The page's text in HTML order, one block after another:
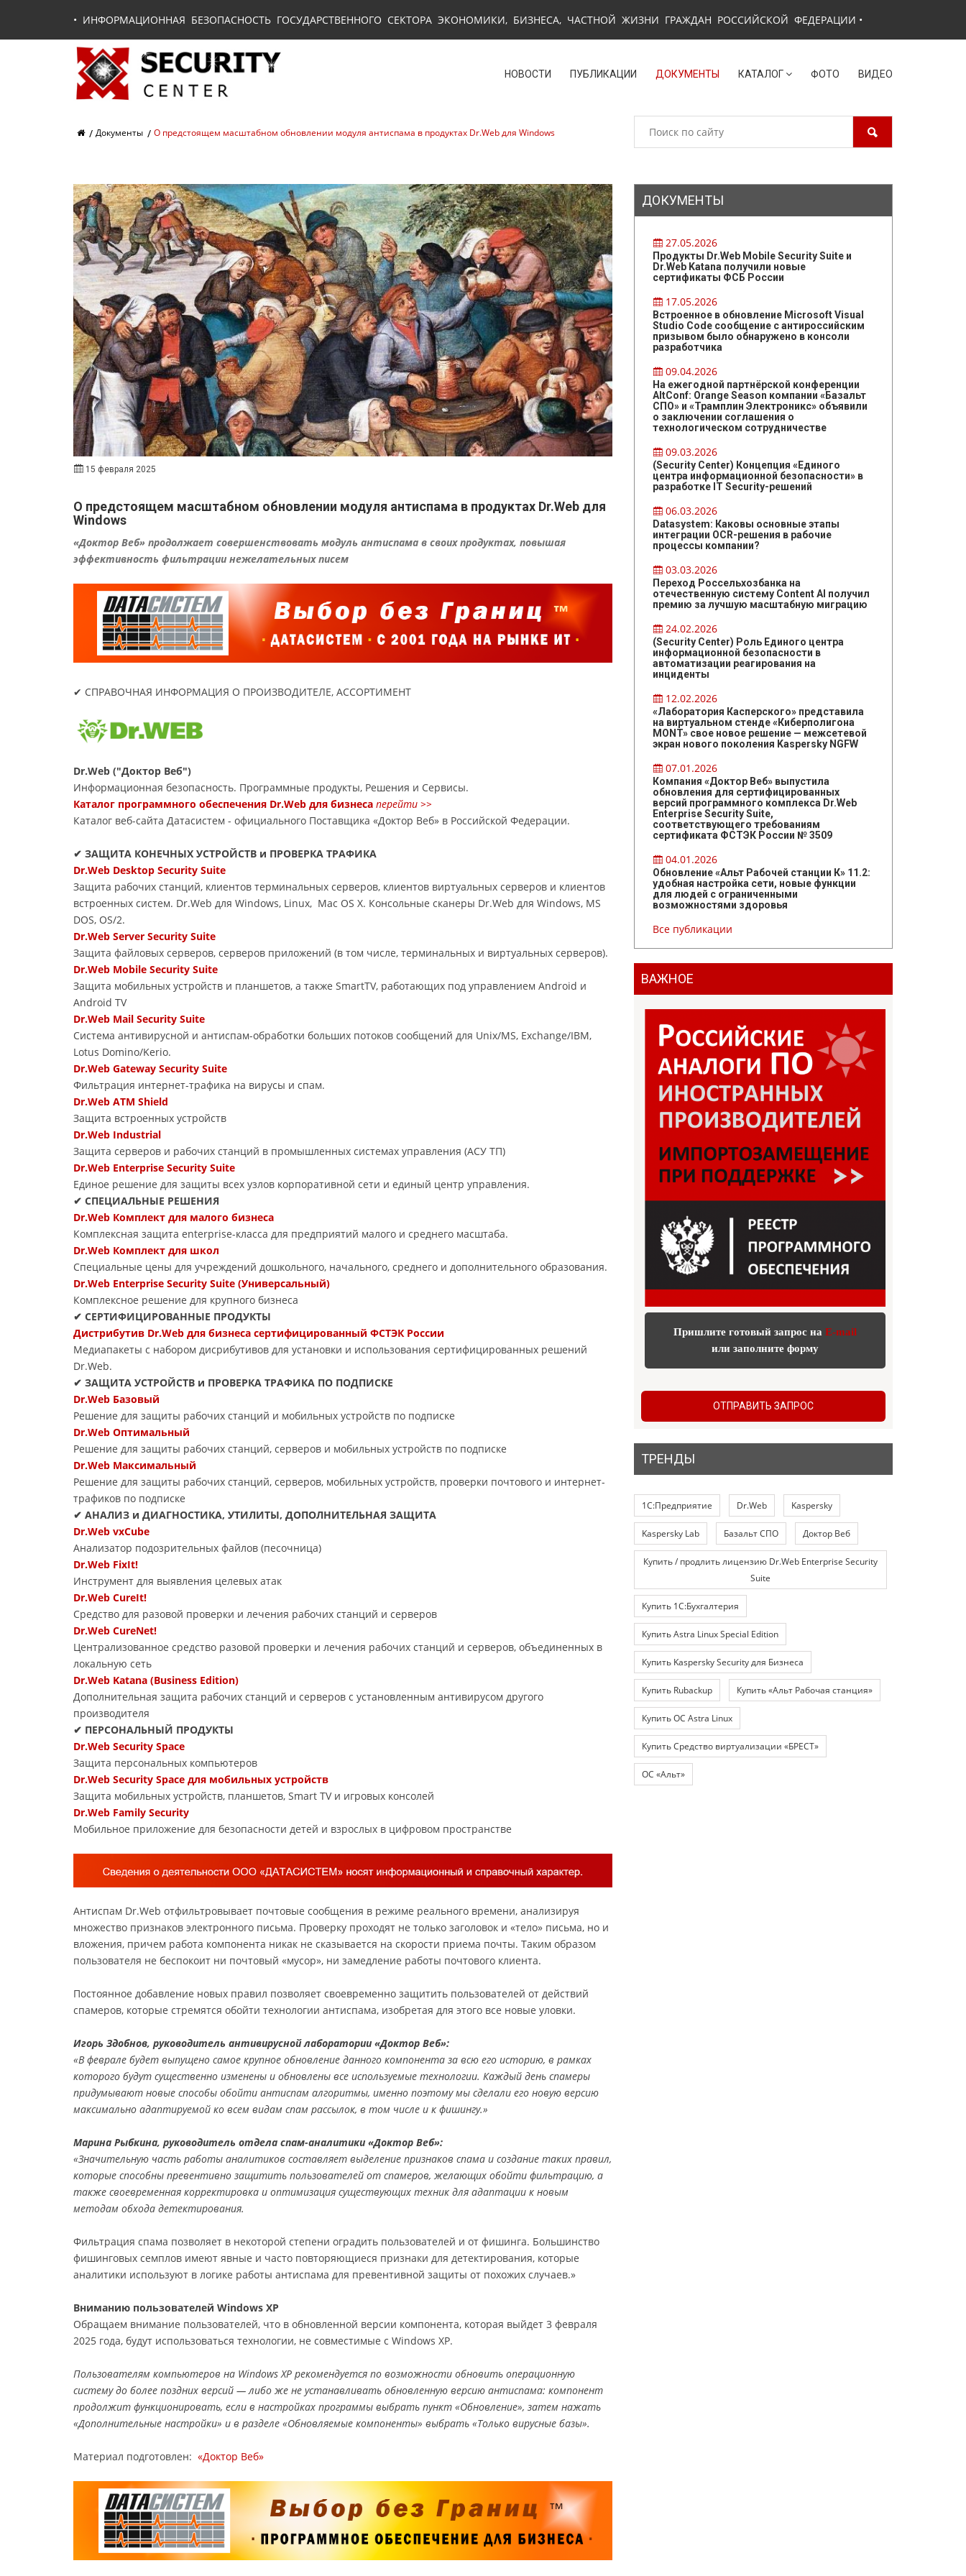
• ИНФОРМАЦИОННАЯ БЕЗОПАСНОСТЬ ГОСУДАРСТВЕННОГО СЕКТОРА ЭКОНОМИКИ, БИЗНЕСА, ЧАСТНОЙ ЖИЗНИ ГРАЖДАН РОССИЙСКОЙ ФЕДЕРАЦИИ •
НОВОСТИ ПУБЛИКАЦИИ ДОКУМЕНТЫ КАТАЛОГ ФОТО ВИДЕО
Документы О предстоящем масштабном обновлении модуля антиспама в продуктах Dr.Web для Windows
15 февраля 2025
О предстоящем масштабном обновлении модуля антиспама в продуктах Dr.Web для
Windows
«Доктор Веб» продолжает совершенствовать модуль антиспама в своих продуктах, повышая
эффективность фильтрации нежелательных писем
✔ СПРАВОЧНАЯ ИНФОРМАЦИЯ О ПРОИЗВОДИТЕЛЕ, АССОРТИМЕНТ
Dr.Web ("Доктор Веб")
Информационная безопасность. Программные продукты, Решения и Сервисы.
Каталог программного обеспечения Dr.Web для бизнеса перейти >>
Каталог веб-сайта Датасиcтем - официального Поставщика «Доктор Веб» в Российской Федерации.
✔ ЗАЩИТА КОНЕЧНЫХ УСТРОЙСТВ и ПРОВЕРКА ТРАФИКА
Dr.Web Desktop Security Suite
Защита рабочих станций, клиентов терминальных серверов, клиентов виртуальных серверов и клиентов
встроенных систем. Dr.Web для Windows, Linux, Mac OS X. Консольные сканеры Dr.Web для Windows, MS
DOS, OS/2.
Dr.Web Server Security Suite
Защита файловых серверов, серверов приложений (в том числе, терминальных и виртуальных серверов).
Dr.Web Mobile Security Suite
Защита мобильных устройств и планшетов, а также SmartTV, работающих под управлением Android и
Android TV
Dr.Web Mail Security Suite
Система антивирусной и антиспам-обработки больших потоков сообщений для Unix/MS, Exchange/IBM,
Lotus Domino/Kerio.
Dr.Web Gateway Security Suite
Фильтрация интернет-трафика на вирусы и спам.
Dr.Web ATM Shield
Защита встроенных устройств
Dr.Web Industrial
Защита серверов и рабочих станций в промышленных системах управления (АСУ ТП)
Dr.Web Enterprise Security Suite
Единое решение для защиты всех узлов корпоративной сети и единый центр управления.
✔ СПЕЦИАЛЬНЫЕ РЕШЕНИЯ
Dr.Web Комплект для малого бизнеса
Комплексная защита enterprise-класса для предприятий малого и среднего масштаба.
Dr.Web Комплект для школ
Специальные цены для учреждений дошкольного, начального, среднего и дополнительного образования.
Dr.Web Enterprise Security Suite (Универсальный)
Комплексное решение для крупного бизнеса
✔ СЕРТИФИЦИРОВАННЫЕ ПРОДУКТЫ
Дистрибутив Dr.Web для бизнеса сертифицированный ФСТЭК России
Медиапакеты с набором дисрибутивов для установки и использования сертифицированных решений
Dr.Web.
✔ ЗАЩИТА УСТРОЙСТВ и ПРОВЕРКА ТРАФИКА ПО ПОДПИСКЕ
Dr.Web Базовый
Решение для защиты рабочих станций и мобильных устройств по подписке
Dr.Web Оптимальный
Решение для защиты рабочих станций, серверов и мобильных устройств по подписке
Dr.Web Максимальный
Решение для защиты рабочих станций, серверов, мобильных устройств, проверки почтового и интернет-
трафиков по подписке
✔ АНАЛИЗ и ДИАГНОСТИКА, УТИЛИТЫ, ДОПОЛНИТЕЛЬНАЯ ЗАЩИТА
Dr.Web vxCube
Анализатор подозрительных файлов (песочница)
Dr.Web FixIt!
Инструмент для выявления целевых атак
Dr.Web CureIt!
Средство для разовой проверки и лечения рабочих станций и серверов
Dr.Web CureNet!
Централизованное средство разовой проверки и лечения рабочих станций и серверов, объединенных в
локальную сеть
Dr.Web Katana (Business Edition)
Дополнительная защита рабочих станций и серверов с установленным антивирусом другого
производителя
✔ ПЕРСОНАЛЬНЫЙ ПРОДУКТЫ
Dr.Web Security Space
Защита персональных компьютеров
Dr.Web Security Space для мобильных устройств
Защита мобильных устройств, планшетов, Smart TV и игровых консолей
Dr.Web Family Security
Мобильное приложение для безопасности детей и взрослых в цифровом пространстве
Антиспам Dr.Web отфильтровывает почтовые сообщения в режиме реального времени, анализируя
множество признаков электронного письма. Проверку проходят не только заголовок и «тело» письма, но и
вложения, причем работа компонента никак не сказывается на скорости приема почты. Таким образом
пользователя не беспокоит ни почтовый «мусор», ни замедление работы почтового клиента.
Постоянное добавление новых правил позволяет своевременно защитить пользователей от действий
спамеров, которые стремятся обойти технологии антиспама, изобретая для этого все новые уловки.
Игорь Здобнов, руководитель антивирусной лаборатории «Доктор Веб»:
«В феврале будет выпущено самое крупное обновление данного компонента за всю его историю, в рамках
которого будут существенно изменены и обновлены все используемые технологии. Каждый день спамеры
придумывают новые способы обойти антиспам алгоритмы, именно поэтому мы сделали его новую версию
максимально адаптируемой ко всем видам спам рассылок, в том числе и к фишингу.»
Марина Рыбкина, руководитель отдела спам-аналитики «Доктор Веб»:
«Значительную часть работы аналитиков составляет выделение признаков спама и создание таких правил,
которые способны превентивно защитить пользователей от спамеров, желающих обойти фильтрацию, а
также своевременная корректировка и оптимизация существующих техник для адаптации к новым
методам обхода детектирования.
Фильтрация спама позволяет в некоторой степени оградить пользователей и от фишинга. Большинство
фишинговых семплов имеют явные и часто повторяющиеся признаки для детектирования, которые
аналитики используют в логике работы антиспама для превентивной защиты от похожих случаев.»
Вниманию пользователей Windows XP
Обращаем внимание пользователей, что в обновленной версии компонента, которая выйдет 3 февраля
2025 года, будут использоваться технологии, не совместимые с Windows XP.
Пользователям компьютеров на Windows XP рекомендуется по возможности обновить операционную
систему до более поздних версий — либо же не устанавливать обновленную версию антиспама: компонент
продолжит функционировать, если в настройках программы выбрать пункт «Обновление», затем нажать
«Дополнительные настройки» и в разделе «Обновляемые компоненты» выбрать «Только вирусные базы».
Материал подготовлен: «Доктор Веб»
ДОКУМЕНТЫ
27.05.2026
Продукты Dr.Web Mobile Security Suite и
Dr.Web Katana получили новые
сертификаты ФСБ России
17.05.2026
Встроенное в обновление Microsoft Visual
Studio Code сообщение с антироссийским
призывом было обнаружено в консоли
разработчика
09.04.2026
На ежегодной партнёрской конференции
AltConf: Orange Season компании «Базальт
СПО» и «Трамплин Электроникс» объявили
о заключении соглашения о
технологическом сотрудничестве
09.03.2026
(Security Center) Концепция «Единого
центра информационной безопасности» в
разработке IT Security-решений
06.03.2026
Datasystem: Каковы основные этапы
интеграции OCR-решения в рабочие
процессы компании?
03.03.2026
Переход Россельхозбанка на
отечественную систему Content AI получил
премию за лучшую масштабную миграцию
24.02.2026
(Security Center) Роль Единого центра
информационной безопасности в
автоматизации реагирования на
инциденты
12.02.2026
«Лаборатория Касперского» представила
на виртуальном стенде «Киберполигона
MONT» свое новое решение — межсетевой
экран нового поколения Kaspersky NGFW
07.01.2026
Компания «Доктор Веб» выпустила
обновления для сертифицированных
версий программного комплекса Dr.Web
Enterprise Security Suite,
соответствующего требованиям
сертификата ФСТЭК России № 3509
04.01.2026
Обновление «Альт Рабочей станции К» 11.2:
удобная настройка сети, новые функции
для людей с ограниченными
возможностями здоровья
Все публикации
ВАЖНОЕ
Пришлите готовый запрос на E-mail
или заполните форму
ОТПРАВИТЬ ЗАПРОС
ТРЕНДЫ
1С:Предприятие Dr.Web Kaspersky
Kaspersky Lab Базальт СПО Доктор Веб
Купить / продлить лицензию Dr.Web Enterprise Security
Suite
Купить 1С:Бухгалтерия
Купить Astra Linux Special Edition
Купить Kaspersky Security для Бизнеса
Купить Rubackup Купить «Альт Рабочая станция»
Купить ОС Astra Linux
Купить Средство виртуализации «БРЕСТ»
ОС «Альт»